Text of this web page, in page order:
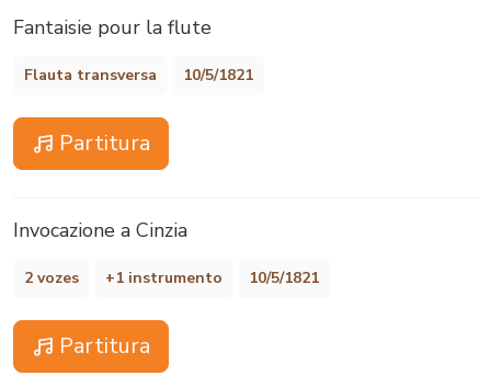
Fantaisie pour la flute
Flauta transversa 10/5/1821
Partitura
Invocazione a Cinzia
2 vozes +1 instrumento 10/5/1821
Partitura